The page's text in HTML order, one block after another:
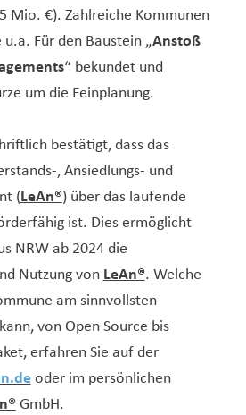
Mio. €). Zahlreiche Kommunen
Für den Baustein „Anstoß
“ bekundet und
um die Feinplanung.
bestätigt, dass das
, Ansiedlungs- und
(LeAn®) über das laufende
ist. Dies ermöglicht
NRW ab 2024 die
Nutzung von LeAn®. Welche
am sinnvollsten
von Open Source bis
erfahren Sie auf der
oder im persönlichen
GmbH.